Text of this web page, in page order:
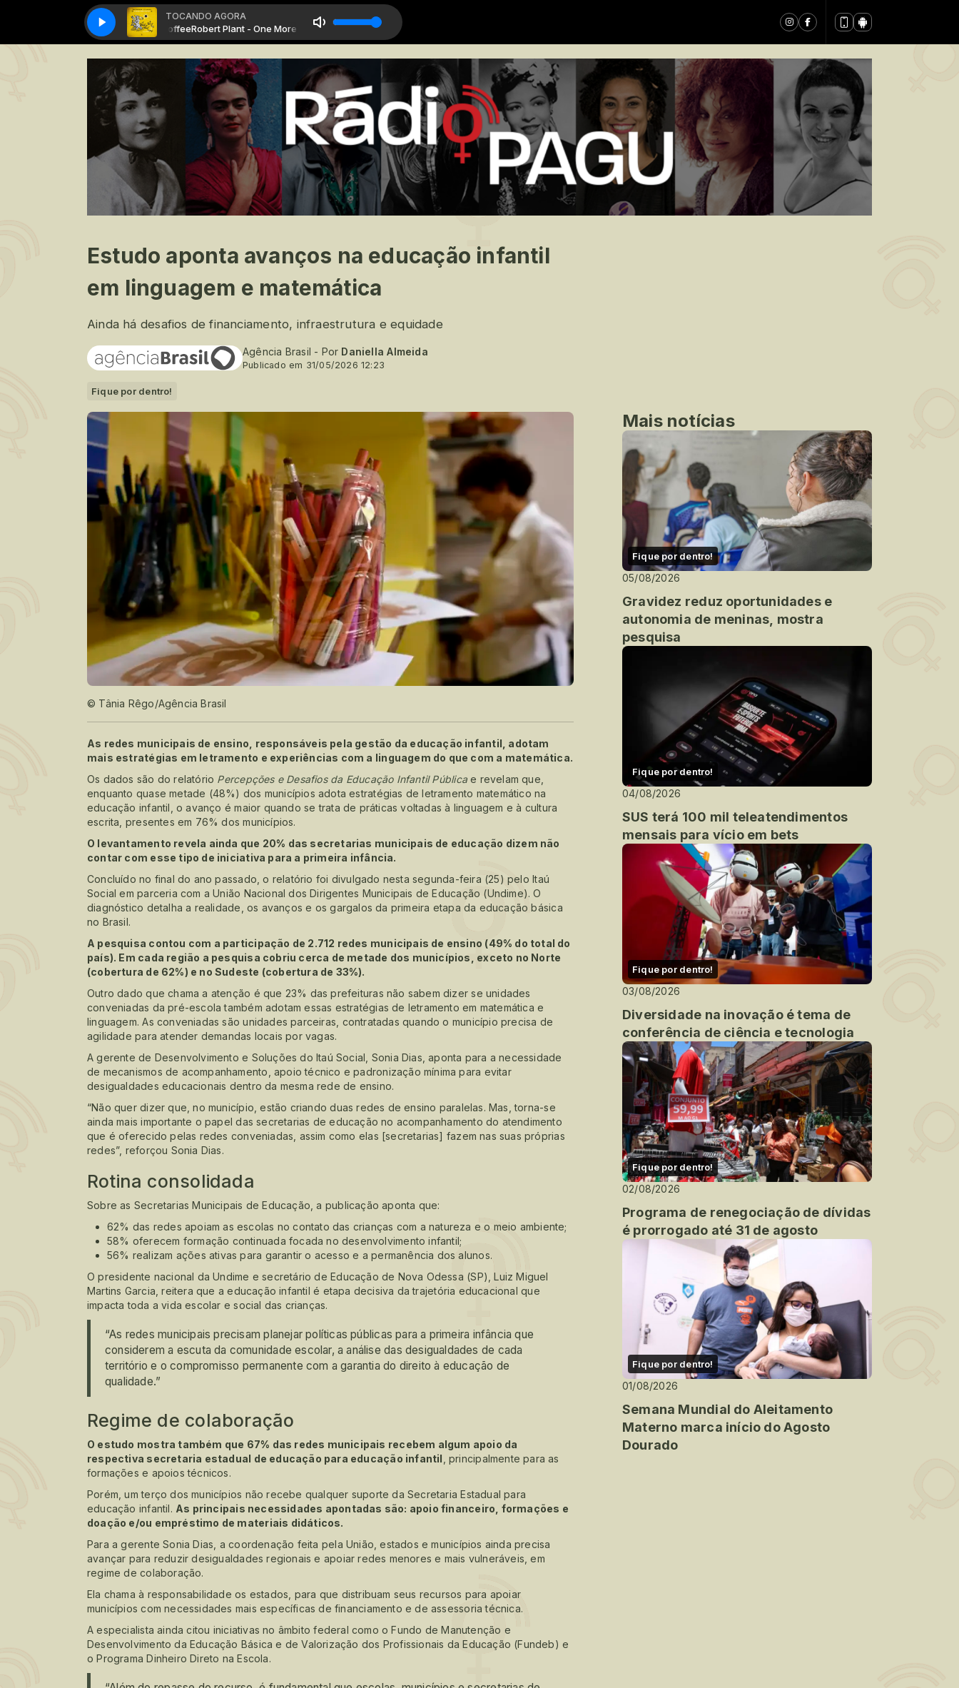
TOCANDO AGORA
Plant - One More Cup Of CoffeeRobert Plant - One More Cup Of Coffee
Estudo aponta avanços na educação infantil
em linguagem e matemática
Ainda há desafios de financiamento, infraestrutura e equidade
Agência Brasil - Por Daniella Almeida
Publicado em 31/05/2026 12:23
Fique por dentro!
© Tânia Rêgo/Agência Brasil
As redes municipais de ensino, responsáveis pela gestão da educação infantil, adotam
mais estratégias em letramento e experiências com a linguagem do que com a matemática.
Os dados são do relatório Percepções e Desafios da Educação Infantil Públicae revelam que,
enquanto quase metade (48%) dos municípios adota estratégias de letramento matemático na
educação infantil, o avanço é maior quando se trata de práticas voltadas à linguagem e à cultura
escrita, presentes em 76% dos municípios.
O levantamento revela ainda que 20% das secretarias municipais de educação dizem não
contar com esse tipo de iniciativa para a primeira infância.
Concluído no final do ano passado, o relatório foi divulgado nesta segunda-feira (25) pelo Itaú
Social em parceria com a União Nacional dos Dirigentes Municipais de Educação (Undime). O
diagnóstico detalha a realidade, os avanços e os gargalos da primeira etapa da educação básica
no Brasil.
A pesquisa contou com a participação de 2.712 redes municipais de ensino (49% do total do
país). Em cada região a pesquisa cobriu cerca de metade dos municípios, exceto no Norte
(cobertura de 62%) e no Sudeste (cobertura de 33%).
Outro dado que chama a atenção é que 23% das prefeituras não sabem dizer se unidades
conveniadas da pré-escola também adotam essas estratégias de letramento em matemática e
linguagem. As conveniadas são unidades parceiras, contratadas quando o município precisa de
agilidade para atender demandas locais por vagas.
A gerente de Desenvolvimento e Soluções do Itaú Social, Sonia Dias, aponta para a necessidade
de mecanismos de acompanhamento, apoio técnico e padronização mínima para evitar
desigualdades educacionais dentro da mesma rede de ensino.
“Não quer dizer que, no município, estão criando duas redes de ensino paralelas. Mas, torna-se
ainda mais importante o papel das secretarias de educação no acompanhamento do atendimento
que é oferecido pelas redes conveniadas, assim como elas [secretarias] fazem nas suas próprias
redes”, reforçou Sonia Dias.
Rotina consolidada
Sobre as Secretarias Municipais de Educação, a publicação aponta que:
62% das redes apoiam as escolas no contato das crianças com a natureza e o meio ambiente;
58% oferecem formação continuada focada no desenvolvimento infantil;
56% realizam ações ativas para garantir o acesso e a permanência dos alunos.
O presidente nacional da Undime e secretário de Educação de Nova Odessa (SP), Luiz Miguel
Martins Garcia, reitera que a educação infantil é etapa decisiva da trajetória educacional que
impacta toda a vida escolar e social das crianças.
“As redes municipais precisam planejar políticas públicas para a primeira infância que
considerem a escuta da comunidade escolar, a análise das desigualdades de cada
território e o compromisso permanente com a garantia do direito à educação de
qualidade.”
Regime de colaboração
O estudo mostra também que 67% das redes municipais recebem algum apoio da
respectiva secretaria estadual de educação para educação infantil , principalmente para as
formações e apoios técnicos.
Porém, um terço dos municípios não recebe qualquer suporte da Secretaria Estadual para
educação infantil. As principais necessidades apontadas são: apoio financeiro, formações e
doação e/ou empréstimo de materiais didáticos.
Para a gerente Sonia Dias, a coordenação feita pela União, estados e municípios ainda precisa
avançar para reduzir desigualdades regionais e apoiar redes menores e mais vulneráveis, em
regime de colaboração.
Ela chama à responsabilidade os estados, para que distribuam seus recursos para apoiar
municípios com necessidades mais específicas de financiamento e de assessoria técnica.
A especialista ainda citou iniciativas no âmbito federal como o Fundo de Manutenção e
Desenvolvimento da Educação Básica e de Valorização dos Profissionais da Educação (Fundeb) e
o Programa Dinheiro Direto na Escola.
Mais notícias
Fique por dentro!
05/08/2026
Gravidez reduz oportunidades e
autonomia de meninas, mostra
pesquisa
Fique por dentro!
04/08/2026
SUS terá 100 mil teleatendimentos
mensais para vício em bets
Fique por dentro!
03/08/2026
Diversidade na inovação é tema de
conferência de ciência e tecnologia
Fique por dentro!
02/08/2026
Programa de renegociação de dívidas
é prorrogado até 31 de agosto
Fique por dentro!
01/08/2026
Semana Mundial do Aleitamento
Materno marca início do Agosto
Dourado